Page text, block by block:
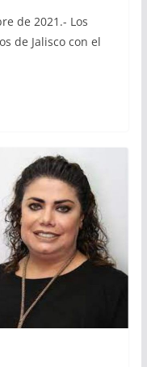
de 2021.- Los
de Jalisco con el